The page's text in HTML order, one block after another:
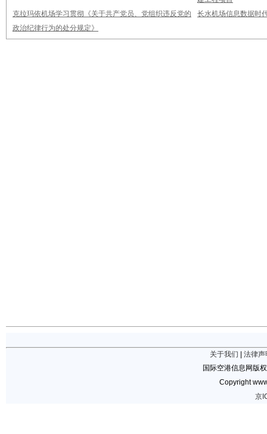
克拉玛依机场学习贯彻《关于共产党员、党组织违反党的
政治纪律行为的处分规定》
长水机场信息数据时
关于我们
法律声
国际空港信息网版
Copyright
京